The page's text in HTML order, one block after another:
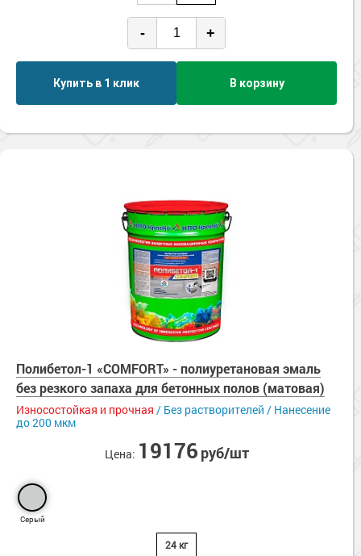
- +
Купить в 1 клик В корзину
Полибетол-1 «COMFORT» - полиуретановая эмаль
без резкого запаха для бетонных полов (матовая)
Износостойкая и прочная / Без растворителей / Нанесение
до 200 мкм
Цена: 19176 руб/шт
Серый
24 кг